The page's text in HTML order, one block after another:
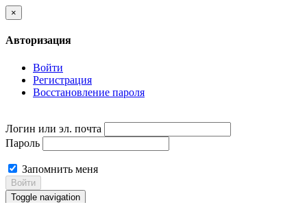
×
Авторизация
Войти
Регистрация
Восстановление пароля
Логин или эл. почта
Пароль
Запомнить меня
Войти
Toggle navigation